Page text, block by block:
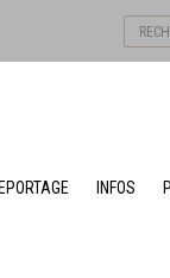
INFOS